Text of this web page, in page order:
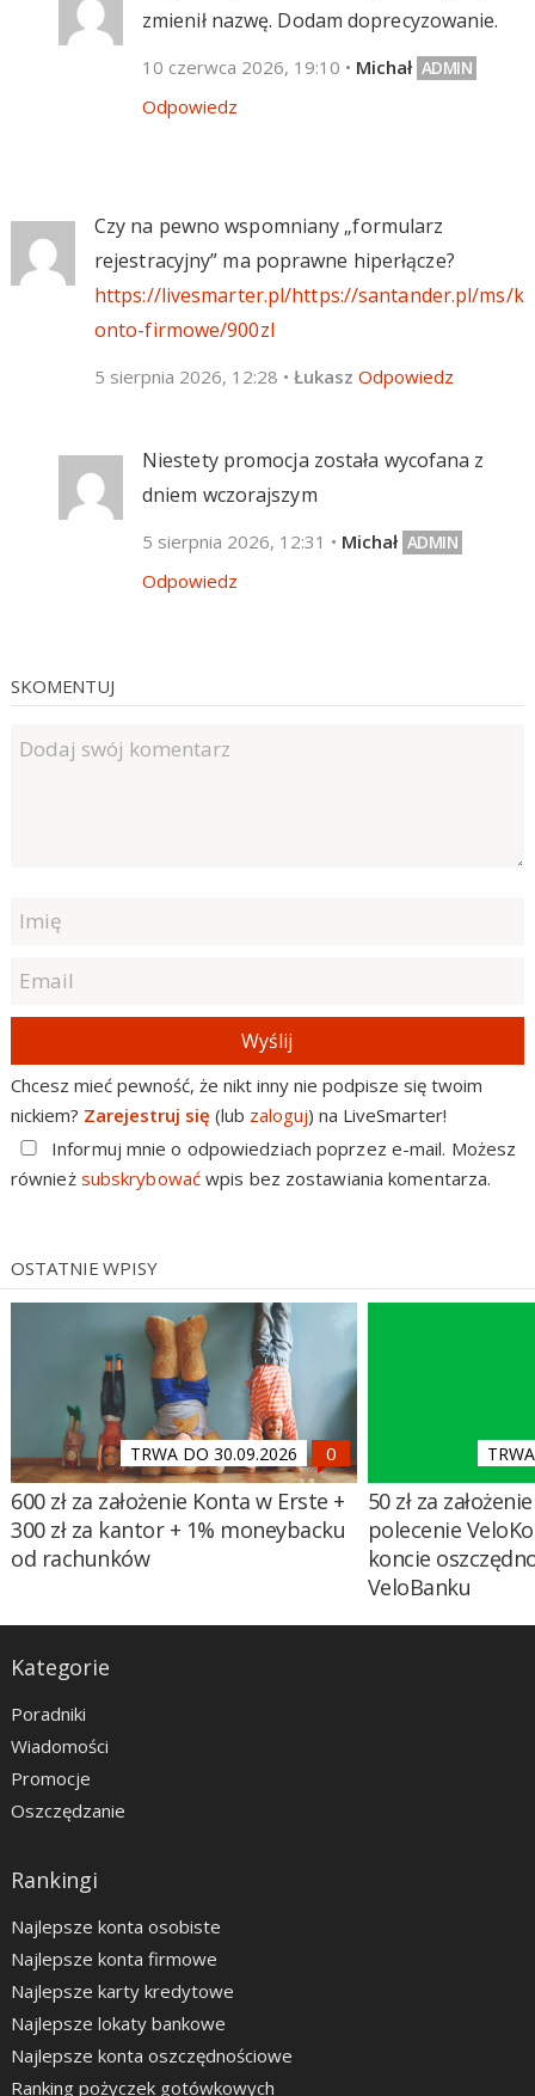
zmienił nazwę. Dodam doprecyzowanie.
10 czerwca 2026, 19:10 • Michał
Odpowiedz
Czy na pewno wspomniany „formularz
rejestracyjny” ma poprawne hiperłącze?
https://livesmarter.pl/https://santander.pl/ms/k
onto-firmowe/900zl
5 sierpnia 2026, 12:28 • Łukasz Odpowiedz
Niestety promocja została wycofana z
dniem wczorajszym
5 sierpnia 2026, 12:31 • Michał
Odpowiedz
SKOMENTUJ
Wyślij
Chcesz mieć pewność, że nikt inny nie podpisze się twoim
nickiem? Zarejestruj się (lub zaloguj) na LiveSmarter!
Informuj mnie o odpowiedziach poprzez e-mail. Możesz
również subskrybowaćwpis bez zostawiania komentarza.
OSTATNIE WPISY
TRWA DO 30.09.2026
600 zł za założenie Konta w Erste +
300 zł za kantor + 1% moneybacku
od rachunków
50 zł za
polecenie
koncie
VeloBanku
Kategorie
Poradniki
Wiadomości
Promocje
Oszczędzanie
Rankingi
Najlepsze konta osobiste
Najlepsze konta firmowe
Najlepsze karty kredytowe
Najlepsze lokaty bankowe
Najlepsze konta oszczędnościowe
Ranking pożyczek gotówkowych